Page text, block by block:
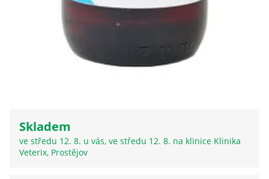
Skladem
ve středu 12. 8. u vás, ve středu 12. 8. na klinice Klinika
Veterix, Prostějov